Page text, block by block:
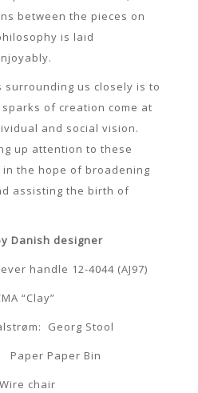
between the pieces on
is laid
surrounding us closely is to
of creation come at
and social vision.
up attention to these
in the hope of broadening
assisting the birth of
Danish designer
handle 12-4044 (AJ97)
“Clay”
Georg Stool
Paper Paper Bin
chair